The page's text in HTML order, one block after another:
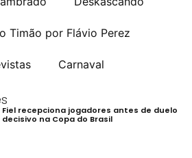
Timão por Flávio Perez
Carnaval
Fiel recepciona jogadores antes de duelo
decisivo na Copa do Brasil